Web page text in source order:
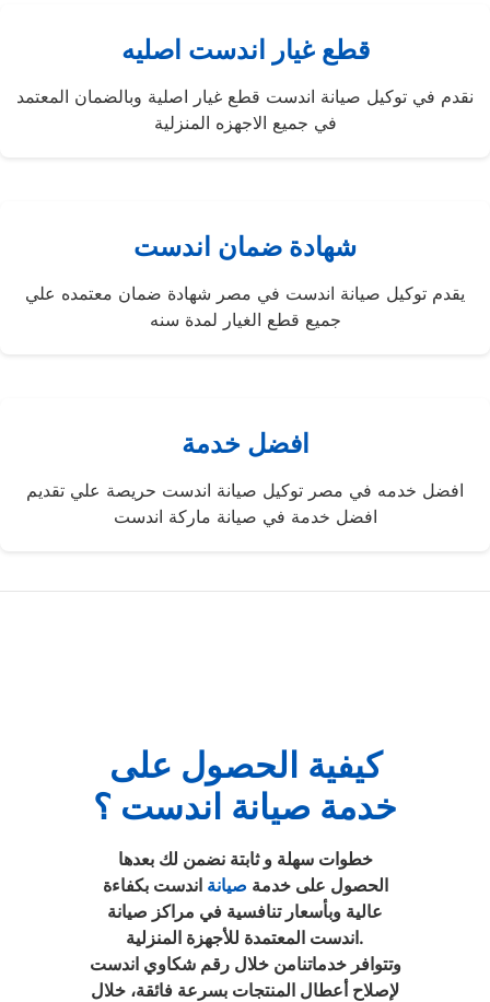
قطع غيار اندست اصليه
نقدم في توكيل صيانة اندست قطع غيار اصلية وبالضمان المعتمد
في جميع الاجهزه المنزلية
شهادة ضمان اندست
يقدم توكيل صيانة اندست في مصر شهادة ضمان معتمده علي
جميع قطع الغيار لمدة سنه
افضل خدمة
افضل خدمه في مصر توكيل صيانة اندست حريصة علي تقديم
افضل خدمة في صيانة ماركة اندست
كيفية الحصول على
خدمة صيانة اندست ؟
خطوات سهلة و ثابتة نضمن لك بعدها
الحصول على خدمة صيانة اندست بكفاءة
عالية وبأسعار تنافسية في مراكز صيانة
اندست المعتمدة للأجهزة المنزلية.
وتتوافر خدماتنامن خلال رقم شكاوي اندست
لإصلاح أعطال المنتجات بسرعة فائقة، خلال